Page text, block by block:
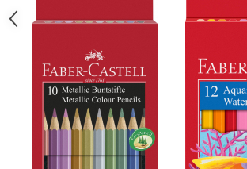
Lipici Lichid
Markere si Carioci
Markere
Markere Acrilice
Markere creta lichida
Markere Evidentiatoare Highlighter
Markere Permanente